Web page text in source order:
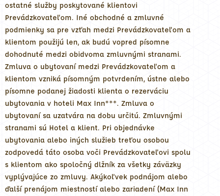
ostatné služby poskytované klientovi
Prevádzkovateľom. Iné obchodné a zmluvné
podmienky sa pre vzťah medzi Prevádzkovateľom a
klientom použijú len, ak budú vopred písomne
dohodnuté medzi obidvoma zmluvnými stranami.
Zmluva o ubytovaní medzi Prevádzkovateľom a
klientom vzniká písomným potvrdením, ústne alebo
písomne podanej žiadosti klienta o rezerváciu
ubytovania v hoteli Max Inn***. Zmluva o
ubytovaní sa uzatvára na dobu určitú. Zmluvnými
stranami sú Hotel a klient. Pri objednávke
ubytovania alebo iných služieb treťou osobou
zodpovedá táto osoba voči Prevádzkovateľovi spolu
s klientom ako spoločný dlžník za všetky záväzky
vyplývajúce zo zmluvy. Akýkoľvek podnájom alebo
ďalší prenájom miestností alebo zariadení (Max Inn